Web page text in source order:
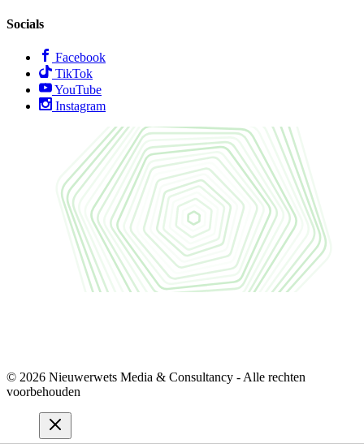
Socials
Facebook
TikTok
YouTube
Instagram
© 2026 Nieuwerwets Media & Consultancy - Alle rechten
voorbehouden